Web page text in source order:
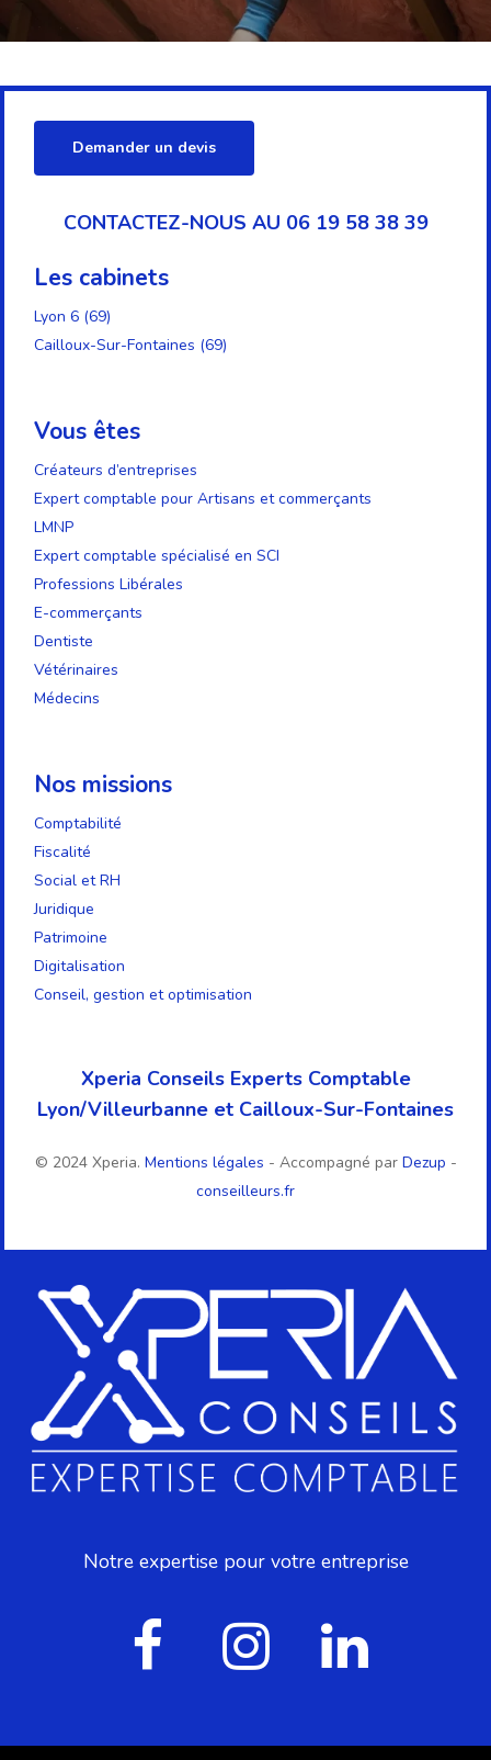
Notre expertise pour votre entreprise
Demander un devis
CONTACTEZ-NOUS AU 06 19 58 38 39
Les cabinets
Lyon 6 (69)
Cailloux-Sur-Fontaines (69)
Vous êtes
Créateurs d’entreprises
Expert comptable pour Artisans et commerçants
LMNP
Expert comptable spécialisé en SCI
Professions Libérales
E-commerçants
Dentiste
Vétérinaires
Médecins
Nos missions
Comptabilité
Fiscalité
Social et RH
Juridique
Patrimoine
Digitalisation
Conseil, gestion et optimisation
Xperia Conseils Experts Comptable
Lyon/Villeurbanne et Cailloux-Sur-Fontaines
© 2024 Xperia. Mentions légales - Accompagné par Dezup -
conseilleurs.fr